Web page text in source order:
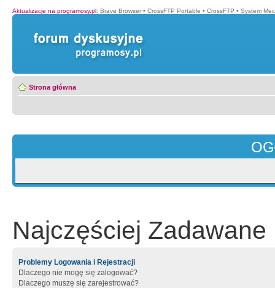
Aktualizacje na programosy.pl: Brave Browser • CrossFTP Portable • CrossFTP • System
Strona główna
Najczęściej Zadawane
Problemy Logowania i Rejestracji
Dlaczego nie mogę się zalogować?
Dlaczego muszę się zarejestrować?